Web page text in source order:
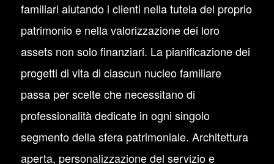
familiari aiutando i clienti nella tutela del proprio
patrimonio e nella valorizzazione dei loro
assets non solo finanziari. La pianificazione dei
progetti di vita di ciascun nucleo familiare
passa per scelte che necessitano di
professionalità dedicate in ogni singolo
segmento della sfera patrimoniale. Architettura
aperta, personalizzazione del servizio e